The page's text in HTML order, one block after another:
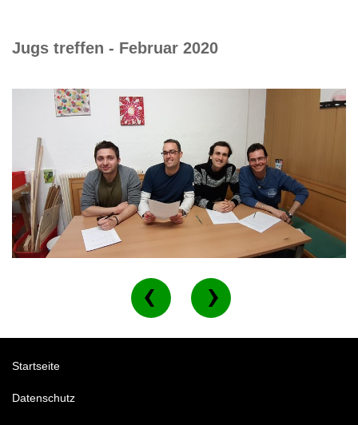
Jugs treffen - Februar 2020
Startseite
Datenschutz